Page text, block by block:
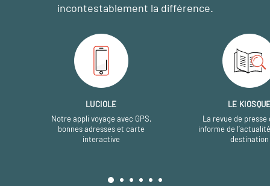
incontestablement la différence.
LUCIOLE
Notre appli voyage avec GPS,
bonnes adresses et carte
interactive
LE
La revue de presse
informe de
destination